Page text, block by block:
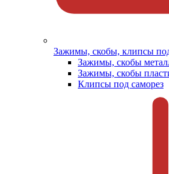
Зажимы, скобы, клипсы
Зажимы, скобы
Зажимы, скобы
Клипсы под саморез